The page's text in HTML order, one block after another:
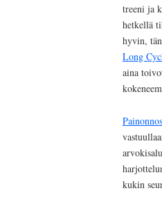
treeni ja
hetkellä
hyvin,
Long
aina
kukin